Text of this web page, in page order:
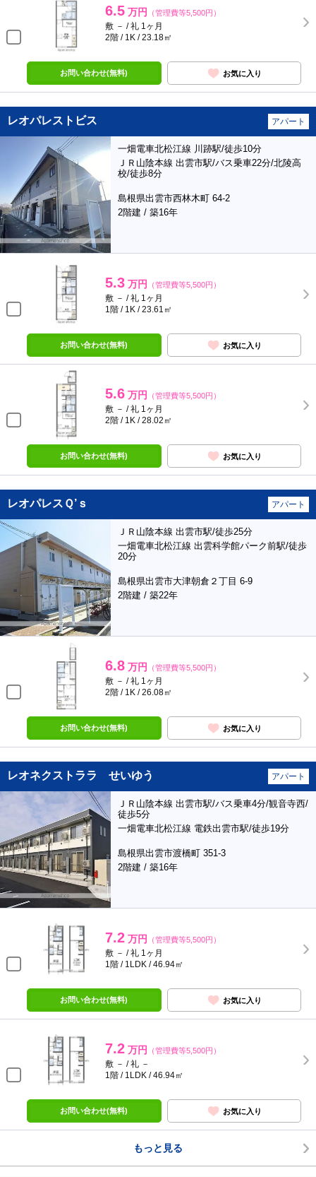
6.5 万円 （管理費等5,500円）
敷 － / 礼 1ヶ月
2階 / 1K / 23.18㎡
お問い合わせ(無料) お気に入り
レオパレストビス アパート
一畑電車北松江線 川跡駅/徒歩10分
ＪＲ山陰本線 出雲市駅/バス乗車22分/北陵高
校/徒歩8分
島根県出雲市西林木町 64-2
2階建 / 築16年
5.3 万円 （管理費等5,500円）
敷 － / 礼 1ヶ月
1階 / 1K / 23.61㎡
お問い合わせ(無料) お気に入り
5.6 万円 （管理費等5,500円）
敷 － / 礼 1ヶ月
2階 / 1K / 28.02㎡
お問い合わせ(無料) お気に入り
レオパレスＱ’ｓ アパート
ＪＲ山陰本線 出雲市駅/徒歩25分
一畑電車北松江線 出雲科学館パーク前駅/徒歩
20分
島根県出雲市大津朝倉２丁目 6-9
2階建 / 築22年
6.8 万円 （管理費等5,500円）
敷 － / 礼 1ヶ月
2階 / 1K / 26.08㎡
お問い合わせ(無料) お気に入り
レオネクストララ せいゆう アパート
ＪＲ山陰本線 出雲市駅/バス乗車4分/観音寺西/
徒歩5分
一畑電車北松江線 電鉄出雲市駅/徒歩19分
島根県出雲市渡橋町 351-3
2階建 / 築16年
7.2 万円 （管理費等5,500円）
敷 － / 礼 1ヶ月
1階 / 1LDK / 46.94㎡
お問い合わせ(無料) お気に入り
7.2 万円 （管理費等5,500円）
敷 － / 礼 －
1階 / 1LDK / 46.94㎡
お問い合わせ(無料) お気に入り
もっと見る